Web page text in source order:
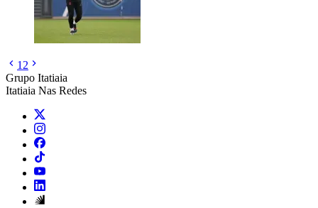
1 2
Grupo Itatiaia
Itatiaia Nas Redes